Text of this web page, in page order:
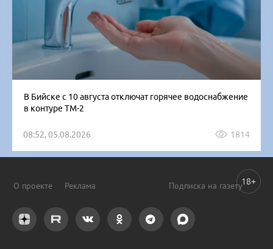
В Бийске с 10 августа отключат горячее водоснабжение
в контуре ТМ-2
08:52, 05.08.2026 1814
О проекте Реклама Подписка на газету18+